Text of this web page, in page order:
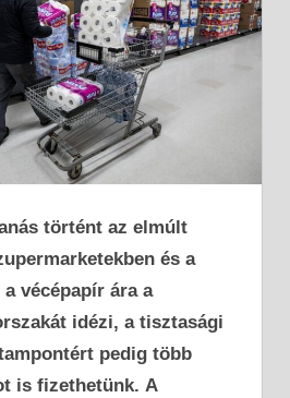
történt az elmúlt
és a
vécépapír ára a
idézi, a tisztasági
pedig több
is fizethetünk. A